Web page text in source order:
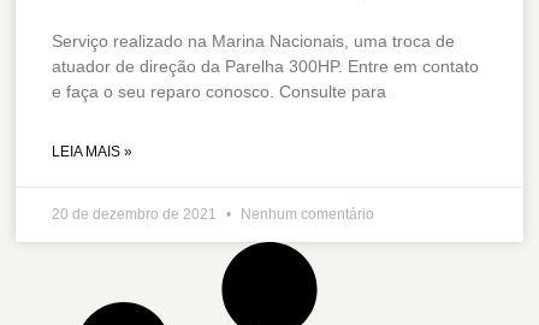
Serviço realizado na Marina Nacionais, uma troca de
atuador de direção da Parelha 300HP. Entre em contato
e faça o seu reparo conosco. Consulte para
LEIA MAIS »
20 de dezembro de 2021 Nenhum comentário